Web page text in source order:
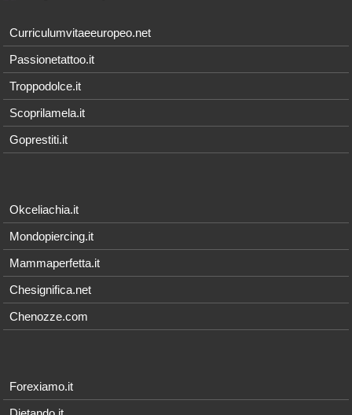
Curriculumvitaeeuropeo.net
Passionetattoo.it
Troppodolce.it
Scoprilamela.it
Goprestiti.it
Okceliachia.it
Mondopiercing.it
Mammaperfetta.it
Chesignifica.net
Chenozze.com
Forexiamo.it